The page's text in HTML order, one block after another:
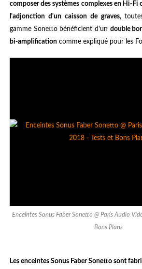
composer des systèmes complexes en Hi-Fi
l'adjonction d'un caisson de graves,
gamme Sonetto bénéficient d'un double
bi-amplification comme expliqué pour les
Enceintes Sonus Faber Sonetto @ Paris Audio
Bons Plans
Les enceintes Sonus Faber Sonetto sont